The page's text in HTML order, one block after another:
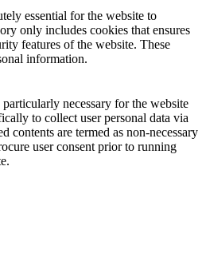
essential for the website to
only includes cookies that ensures
features of the website. These
information.
necessary for the website
to collect user personal data via
contents are termed as non-necessary
user consent prior to running